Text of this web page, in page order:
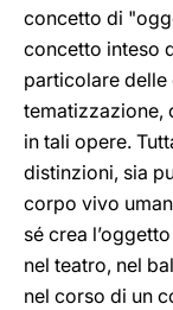
concetto di
concetto inteso
particolare delle
tematizzazione,
in tali opere.
distinzioni, sia
corpo vivo
sé crea
nel teatro, nel
nel corso di un